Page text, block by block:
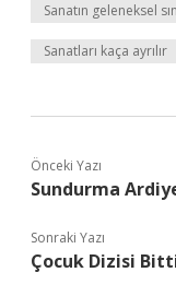
Sanatın geleneksel
Sanatları kaça ayrılır
Önceki Yazı
Sundurma
Sonraki Yazı
Çocuk Dizisi